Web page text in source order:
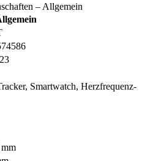
– Allgemein
Smartwatch, Herzfrequenz-